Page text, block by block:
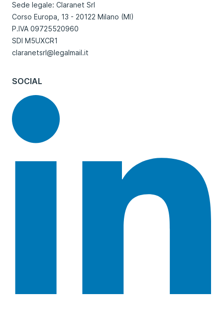
Sede legale: Claranet Srl
Corso Europa, 13 - 20122 Milano (MI)
P.IVA 09725520960
SDI M5UXCR1
claranetsrl@legalmail.it
SOCIAL